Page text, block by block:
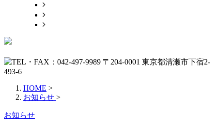
HOME >
お知らせ >
お知らせ